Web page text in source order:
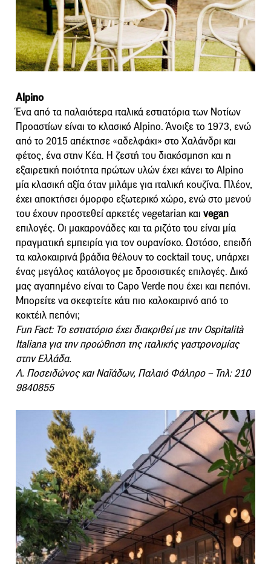
Alpino
Ένα από τα παλαιότερα ιταλικά εστιατόρια των Νοτίων
Προαστίων είναι το κλασικό Alpino. Άνοιξε το 1973, ενώ
από το 2015 απέκτησε «αδελφάκι» στο Χαλάνδρι και
φέτος, ένα στην Κέα. Η ζεστή του διακόσμηση και η
εξαιρετική ποιότητα πρώτων υλών έχει κάνει το Alpino
μία κλασική αξία όταν μιλάμε για ιταλική κουζίνα. Πλέον,
έχει αποκτήσει όμορφο εξωτερικό χώρο, ενώ στο μενού
του έχουν προστεθεί αρκετές vegetarian και vegan
επιλογές. Οι μακαρονάδες και τα ριζότο του είναι μία
πραγματική εμπειρία για τον ουρανίσκο. Ωστόσο, επειδή
τα καλοκαιρινά βράδια θέλουν το cocktail τους, υπάρχει
ένας μεγάλος κατάλογος με δροσιστικές επιλογές. Δικό
μας αγαπημένο είναι το Capo Verde που έχει και πεπόνι.
Μπορείτε να σκεφτείτε κάτι πιο καλοκαιρινό από το
κοκτέιλ πεπόνι;
Fun Fact: Το εστιατόριο έχει διακριθεί με την Ospitalità
Italiana για την προώθηση της ιταλικής γαστρονομίας
στην Ελλάδα.
Λ. Ποσειδώνος και Ναϊάδων, Παλαιό Φάληρο – Τηλ: 210
9840855